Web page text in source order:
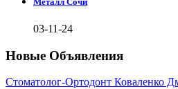
03-11-24
Новые Объявления
Стоматолог-Ортодонт Коваленко